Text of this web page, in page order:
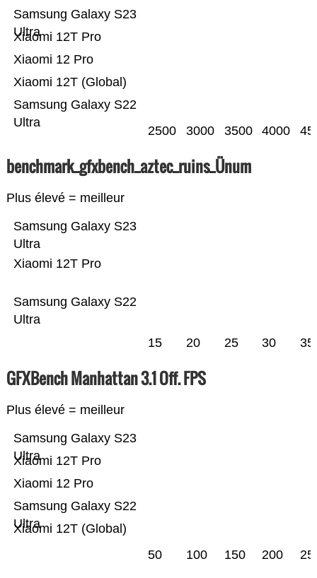
Samsung Galaxy S22
Ultra
Xiaomi 12T (Global)
Xiaomi 12 Pro
Xiaomi 12T Pro
Samsung Galaxy S23
Ultra
2500 3000 3500 4000
benchmark_gfxbench_aztec_ruins_Ünum
Plus élevé = meilleur
Samsung Galaxy S22
Ultra
Xiaomi 12T Pro
Samsung Galaxy S23
Ultra
15 20 25 30 35
GFXBench Manhattan 3.1 Off. FPS
Plus élevé = meilleur
Xiaomi 12T (Global)
Samsung Galaxy S22
Ultra
Xiaomi 12 Pro
Xiaomi 12T Pro
Samsung Galaxy S23
Ultra
50 100 150 200